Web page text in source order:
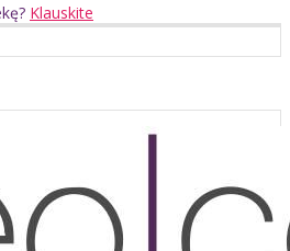
Klauskite